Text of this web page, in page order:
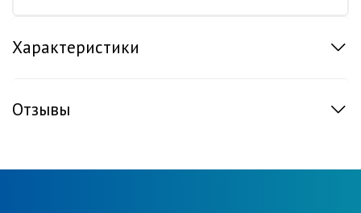
Характеристики
Отзывы